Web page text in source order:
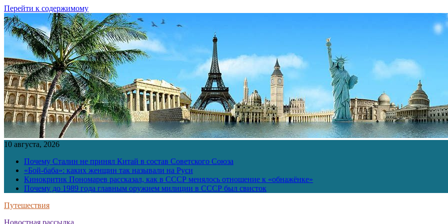
Перейти к содержимому
10 августа, 2026
Почему Сталин не принял Китай в состав Советского Союза
«Бой-баба»: каких женщин так называли на Руси
Кинокритик Пономарев рассказал, как в СССР менялось отношение к «обнажёнке»
Почему до 1989 года главным оружием милиции в СССР был свисток
Путешествия
Новостная рассылка